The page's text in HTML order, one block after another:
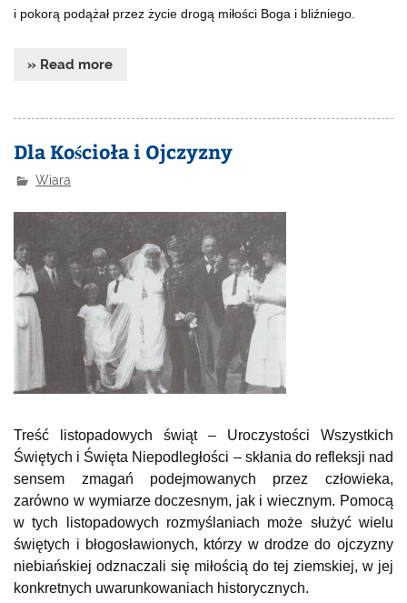
i pokorą podążał przez życie drogą miłości Boga i bliźniego.
» Read more
Dla Kościoła i Ojczyzny
Wiara
Treść listopadowych świąt – Uroczystości Wszystkich
Świętych i Święta Niepodległości – skłania do refleksji nad
sensem zmagań podejmowanych przez człowieka,
zarówno w wymiarze doczesnym, jak i wiecznym. Pomocą
w tych listopadowych rozmyślaniach może służyć wielu
świętych i błogosławionych, którzy w drodze do ojczyzny
niebiańskiej odznaczali się miłością do tej ziemskiej, w jej
konkretnych uwarunkowaniach historycznych.